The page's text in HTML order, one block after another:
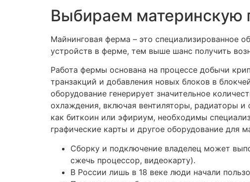
Выбираем материнскую
Майнинговая ферма – это специализированное
устройств в ферме, тем выше шанс получить
Работа фермы основана на процессе добычи
транзакций и добавления новых блоков в
оборудование генерирует значительное
охлаждения, включая вентиляторы, радиаторы
как биткоин или эфириум, необходимы
графические карты и другое оборудование для
Сборку и подключение владелец может
сжечь процессор, видеокарту).
В России лишь в 18 веке люди начали